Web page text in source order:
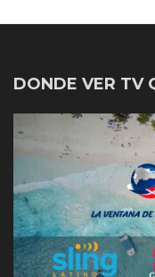
DONDE VER TV